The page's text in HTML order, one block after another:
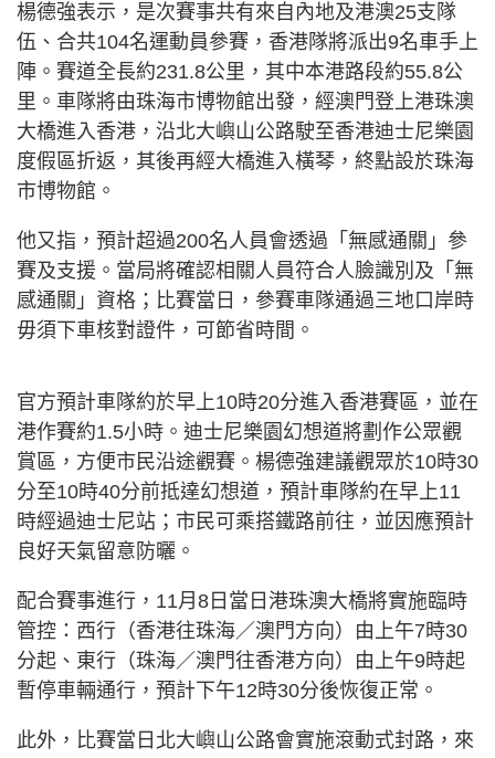
楊德強表示，是次賽事共有來自內地及港澳25支隊
伍、合共104名運動員參賽，香港隊將派出9名車手上
陣。賽道全長約231.8公里，其中本港路段約55.8公
里。車隊將由珠海市博物館出發，經澳門登上港珠澳
大橋進入香港，沿北大嶼山公路駛至香港迪士尼樂園
度假區折返，其後再經大橋進入橫琴，終點設於珠海
市博物館。
他又指，預計超過200名人員會透過「無感通關」參
賽及支援。當局將確認相關人員符合人臉識別及「無
感通關」資格；比賽當日，參賽車隊通過三地口岸時
毋須下車核對證件，可節省時間。
官方預計車隊約於早上10時20分進入香港賽區，並在
港作賽約1.5小時。迪士尼樂園幻想道將劃作公眾觀
賞區，方便市民沿途觀賽。楊德強建議觀眾於10時30
分至10時40分前抵達幻想道，預計車隊約在早上11
時經過迪士尼站；市民可乘搭鐵路前往，並因應預計
良好天氣留意防曬。
配合賽事進行，11月8日當日港珠澳大橋將實施臨時
管控：西行（香港往珠海／澳門方向）由上午7時30
分起、東行（珠海／澳門往香港方向）由上午9時起
暫停車輛通行，預計下午12時30分後恢復正常。
此外，比賽當日北大嶼山公路會實施滾動式封路，來